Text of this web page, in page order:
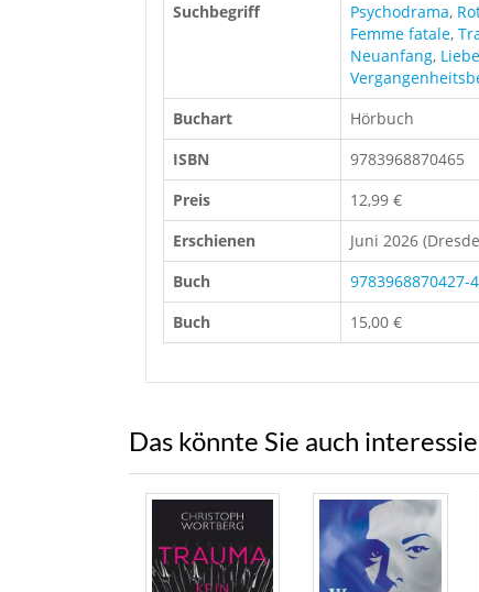
Suchbegriff
Psychodrama,
Femme fatale,
Neuanfang,
Buchart
Hörbuch
ISBN
9783968870465
Preis
12,99 €
Erschienen
Juni 2026
Buch
9783968870427-4
Buch
15,00 €
Das könnte Sie auch